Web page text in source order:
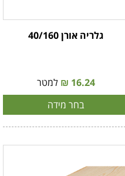
גלריה אורן 40/160
16.24 ₪
למטר
בחר מידה